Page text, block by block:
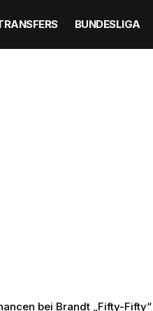
BUNDESLIGA
bei Brandt „Fifty-Fifty“